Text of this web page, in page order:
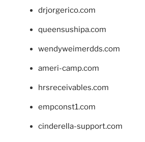
drjorgerico.com
queensushipa.com
wendyweimerdds.com
ameri-camp.com
hrsreceivables.com
empconst1.com
cinderella-support.com